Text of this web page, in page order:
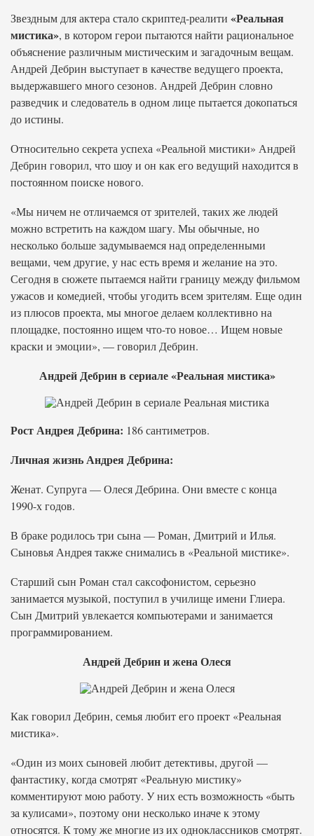
Звездным для актера стало скриптед-реалити «Реальная
мистика», в котором герои пытаются найти рациональное
объяснение различным мистическим и загадочным вещам.
Андрей Дебрин выступает в качестве ведущего проекта,
выдержавшего много сезонов. Андрей Дебрин словно
разведчик и следователь в одном лице пытается докопаться
до истины.
Относительно секрета успеха «Реальной мистики» Андрей
Дебрин говорил, что шоу и он как его ведущий находится в
постоянном поиске нового.
«Мы ничем не отличаемся от зрителей, таких же людей
можно встретить на каждом шагу. Мы обычные, но
несколько больше задумываемся над определенными
вещами, чем другие, у нас есть время и желание на это.
Сегодня в сюжете пытаемся найти границу между фильмом
ужасов и комедией, чтобы угодить всем зрителям. Еще один
из плюсов проекта, мы многое делаем коллективно на
площадке, постоянно ищем что-то новое… Ищем новые
краски и эмоции», — говорил Дебрин.
Андрей Дебрин в сериале «Реальная мистика»
Рост Андрея Дебрина: 186 сантиметров.
Личная жизнь Андрея Дебрина:
Женат. Супруга — Олеся Дебрина. Они вместе с конца
1990-х годов.
В браке родилось три сына — Роман, Дмитрий и Илья.
Сыновья Андрея также снимались в «Реальной мистике».
Старший сын Роман стал саксофонистом, серьезно
занимается музыкой, поступил в училище имени Глиера.
Сын Дмитрий увлекается компьютерами и занимается
программированием.
Андрей Дебрин и жена Олеся
Как говорил Дебрин, семья любит его проект «Реальная
мистика».
«Один из моих сыновей любит детективы, другой —
фантастику, когда смотрят «Реальную мистику»
комментируют мою работу. У них есть возможность «быть
за кулисами», поэтому они несколько иначе к этому
относятся. К тому же многие из их одноклассников смотрят.